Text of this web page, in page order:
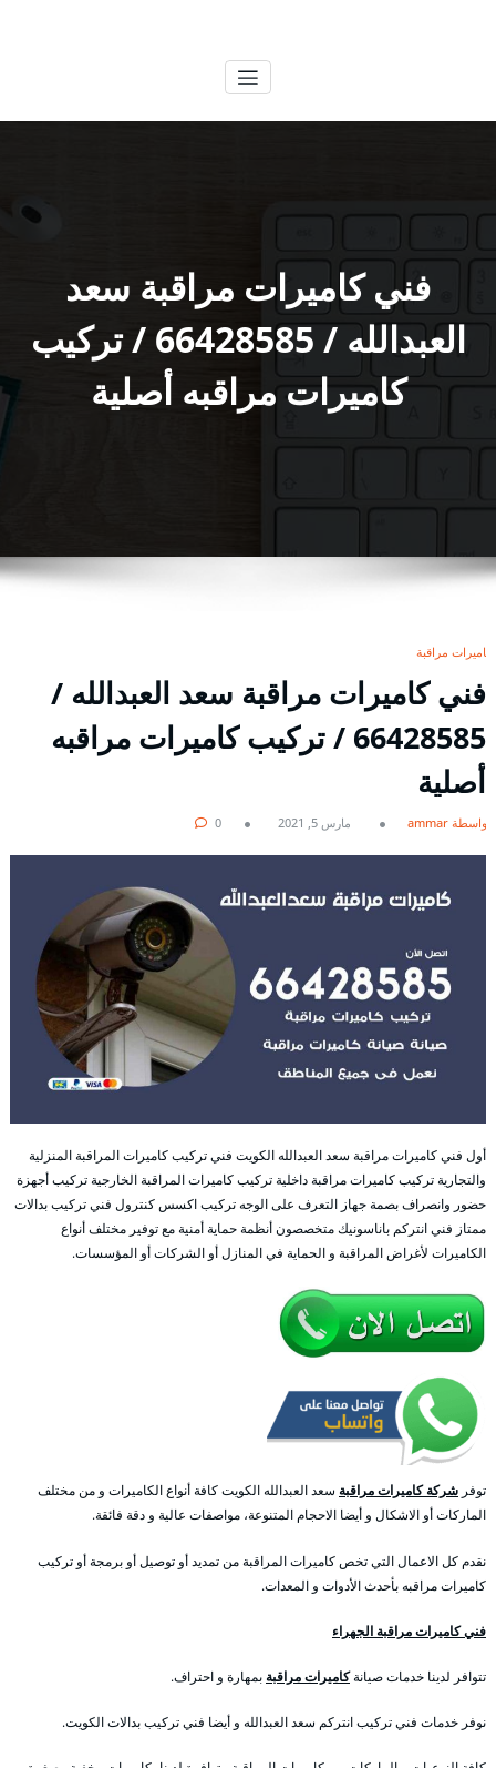
فني كاميرات مراقبة سعد
العبدالله / 66428585 / تركيب
كاميرات مراقبه أصلية
كاميرات مراقبة
فني كاميرات مراقبة سعد العبدالله /
66428585 / تركيب كاميرات مراقبه
أصلية
بواسطة ammar مارس 5, 2021 0
أول فني كاميرات مراقبة سعد العبدالله الكويت فني تركيب كاميرات المراقبة المنزلية
والتجارية تركيب كاميرات مراقبة داخلية تركيب كاميرات المراقبة الخارجية تركيب أجهزة
حضور وانصراف بصمة جهاز التعرف على الوجه تركيب اكسس كنترول فني تركيب بدالات
ممتاز فني انتركم باناسونيك متخصصون أنظمة حماية أمنية مع توفير مختلف أنواع
الكاميرات لأغراض المراقبة و الحماية في المنازل أو الشركات أو المؤسسات.
توفر شركة كاميرات مراقبة سعد العبدالله الكويت كافة أنواع الكاميرات و من مختلف
الماركات أو الاشكال و أيضا الاحجام المتنوعة، مواصفات عالية و دقة فائقة.
نقدم كل الاعمال التي تخص كاميرات المراقبة من تمديد أو توصيل أو برمجة أو تركيب
كاميرات مراقبه بأحدث الأدوات و المعدات.
فني كاميرات مراقبة الجهراء
تتوافر لدينا خدمات صيانةكاميرات مراقبة بمهارة و احتراف.
نوفر خدمات فني تركيب انتركم سعد العبدالله و أيضا فني تركيب بدالات الكويت.